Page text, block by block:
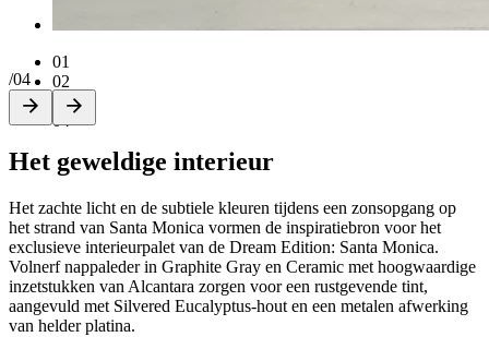
01
02
03
04
/04
Het geweldige interieur
Het zachte licht en de subtiele kleuren tijdens een zonsopgang op
het strand van Santa Monica vormen de inspiratiebron voor het
exclusieve interieurpalet van de Dream Edition: Santa Monica.
Volnerf nappaleder in Graphite Gray en Ceramic met hoogwaardige
inzetstukken van Alcantara zorgen voor een rustgevende tint,
aangevuld met Silvered Eucalyptus-hout en een metalen afwerking
van helder platina.